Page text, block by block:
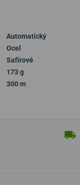
Automatický
Ocel
Safírové
173 g
300 m